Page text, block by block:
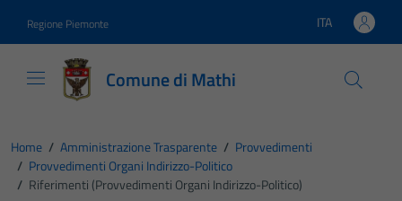
Regione Piemonte Lingua attiva:
ITA
Comune di Mathi
Home / Amministrazione Trasparente / Provvedimenti
/ Provvedimenti Organi Indirizzo-Politico
/ Riferimenti (Provvedimenti Organi Indirizzo-Politico)